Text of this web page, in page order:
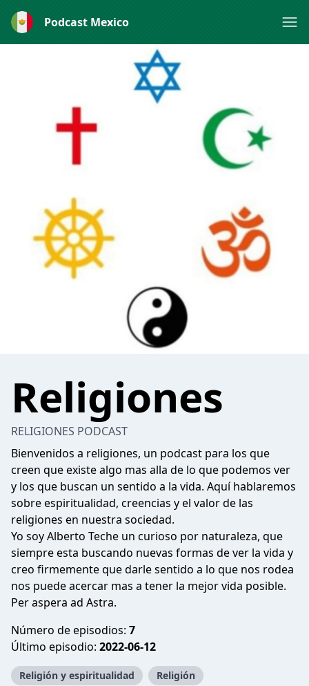
Podcast Mexico
Religiones
RELIGIONES PODCAST
Bienvenidos a religiones, un podcast para los que
creen que existe algo mas alla de lo que podemos ver
y los que buscan un sentido a la vida. Aquí hablaremos
sobre espiritualidad, creencias y el valor de las
religiones en nuestra sociedad.
Yo soy Alberto Teche un curioso por naturaleza, que
siempre esta buscando nuevas formas de ver la vida y
creo firmemente que darle sentido a lo que nos rodea
nos puede acercar mas a tener la mejor vida posible.
Per aspera ad Astra.
Número de episodios: 7
Último episodio: 2022-06-12
Religión y espiritualidad Religión